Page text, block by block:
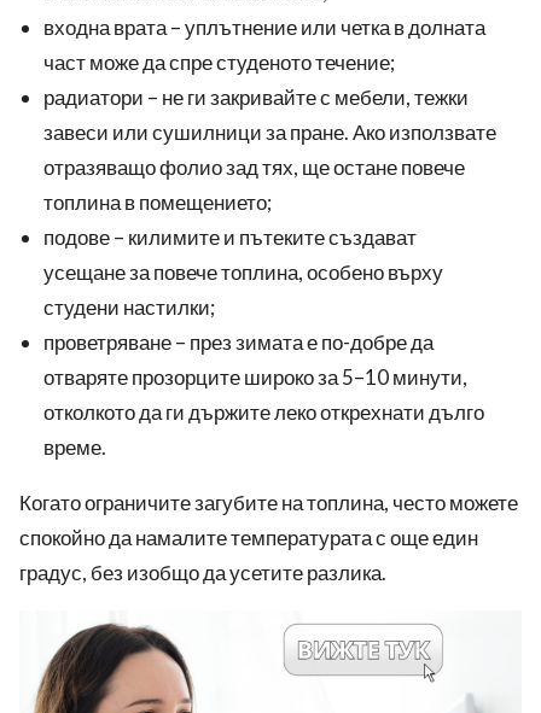
входна врата – уплътнение или четка в долната
част може да спре студеното течение;
радиатори – не ги закривайте с мебели, тежки
завеси или сушилници за пране. Ако използвате
отразяващо фолио зад тях, ще остане повече
топлина в помещението;
подове – килимите и пътеките създават
усещане за повече топлина, особено върху
студени настилки;
проветряване – през зимата е по-добре да
отваряте прозорците широко за 5–10 минути,
отколкото да ги държите леко открехнати дълго
време.
Когато ограничите загубите на топлина, често можете
спокойно да намалите температурата с още един
градус, без изобщо да усетите разлика.